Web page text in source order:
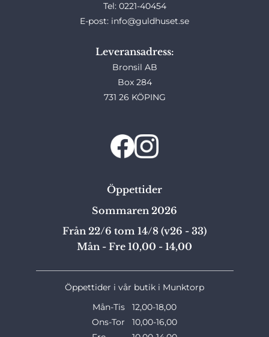
Tel: 0221-40454
E-post: info@guldhuset.se
Leveransadress:
Bronsil AB
Box 284
731 26 KÖPING
Öppettider
Sommaren 2026
Från 22/6 tom 14/8 (v26 - 33)
Mån - Fre 10,00 - 14,00
Öppettider i vår butik i Munktorp
Mån-Tis 12,00-18,00
Ons-Tor 10,00-16,00